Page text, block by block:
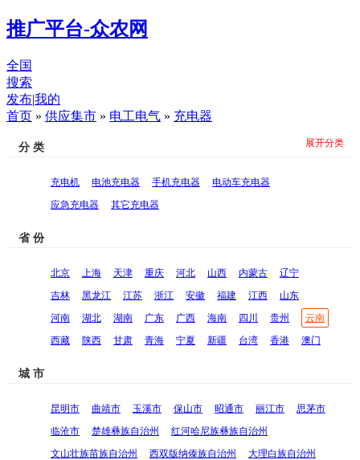
推广平台-众农网
全国
搜索
发布|我的
首页 » 供应集市 » 电工电气 » 充电器
分 类
充电机 电池充电器 手机充电器
电动车充电器
应急充电器
其它充电器
展开分类
省 份
北京 上海 天津 重庆 河北 山西 内蒙古
辽宁
吉林
黑龙江 江苏 浙江 安徽 福建 江西
山东
河南
湖北 湖南 广东 广西 海南 四川 贵州
云南
西藏
陕西 甘肃 青海 宁夏 新疆 台湾 香港 澳门
城 市
昆明市 曲靖市 玉溪市 保山市 昭通市 丽江市
思茅市
临沧市
楚雄彝族自治州
红河哈尼族彝族自治州
文山壮族苗族自治州
西双版纳傣族自治州
大理白族自治州